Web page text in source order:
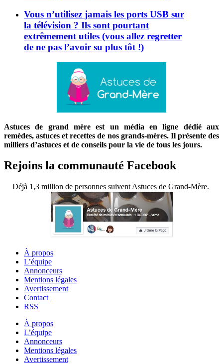
Vous n’utilisez jamais les ports USB sur
la télévision ? Ils sont pourtant
extrêmement utiles (vous allez regretter
de ne pas l’avoir su plus tôt !)
Astuces de grand mère est un média en ligne dédié aux
remèdes, astuces et recettes de nos grands-mères. Il présente des
milliers d’astuces et de conseils pour la vie de tous les jours.
Rejoins la communauté Facebook
Déjà 1,3 million de personnes suivent Astuces de Grand-Mère.
À propos
L’équipe
Annonceurs
Mentions légales
Avertissement
Contact
RSS
À propos
L’équipe
Annonceurs
Mentions légales
Avertissement